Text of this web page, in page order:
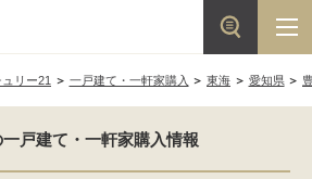
リー21 一戸建て・一軒家購入 東海 愛知県
戸建て・一軒家購入情報